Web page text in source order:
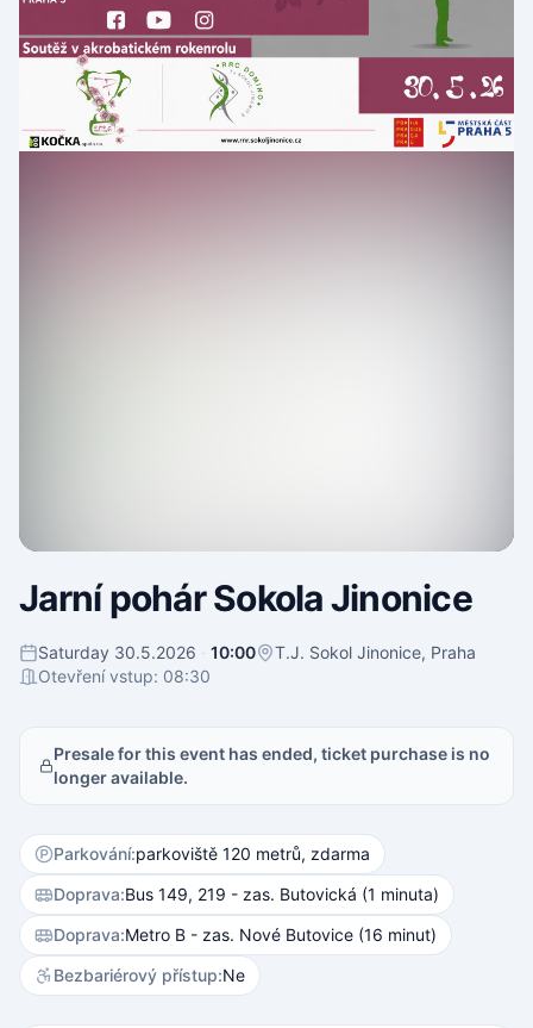
Jarní pohár Sokola Jinonice
Saturday 30.5.2026 · 10:00
T.J. Sokol Jinonice, Praha
Otevření vstup: 08:30
Presale for this event has ended, ticket purchase is no
longer available.
Parkování:parkoviště 120 metrů, zdarma
Doprava:Bus 149, 219 - zas. Butovická (1 minuta)
Doprava:Metro B - zas. Nové Butovice (16 minut)
Bezbariérový přístup:Ne